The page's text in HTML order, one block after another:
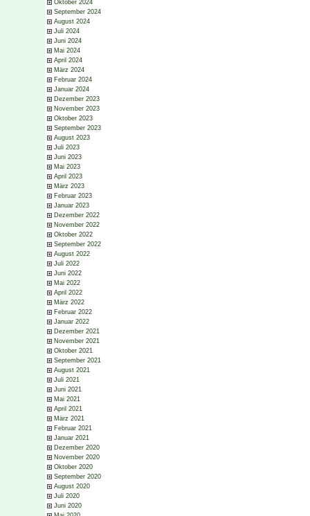
Oktober 2024
September 2024
August 2024
Juli 2024
Juni 2024
Mai 2024
April 2024
März 2024
Februar 2024
Januar 2024
Dezember 2023
November 2023
Oktober 2023
September 2023
August 2023
Juli 2023
Juni 2023
Mai 2023
April 2023
März 2023
Februar 2023
Januar 2023
Dezember 2022
November 2022
Oktober 2022
September 2022
August 2022
Juli 2022
Juni 2022
Mai 2022
April 2022
März 2022
Februar 2022
Januar 2022
Dezember 2021
November 2021
Oktober 2021
September 2021
August 2021
Juli 2021
Juni 2021
Mai 2021
April 2021
März 2021
Februar 2021
Januar 2021
Dezember 2020
November 2020
Oktober 2020
September 2020
August 2020
Juli 2020
Juni 2020